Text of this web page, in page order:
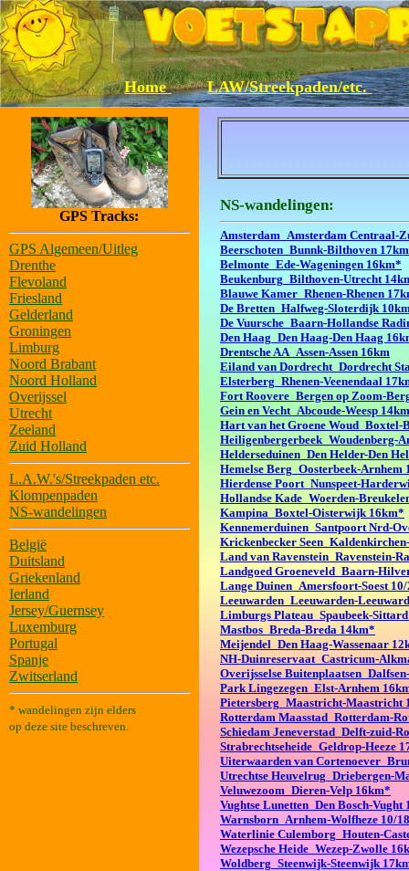
Home LAW/Streekpaden/etc.
GPS Tracks:
GPS Algemeen/Uitleg
Drenthe
Flevoland
Friesland
Gelderland
Groningen
Limburg
Noord Brabant
Noord Holland
Overijssel
Utrecht
Zeeland
Zuid Holland
L.A.W.'s/Streekpaden etc.
Klompenpaden
NS-wandelingen
België
Duitsland
Griekenland
Ierland
Jersey/Guernsey
Luxemburg
Portugal
Spanje
Zwitserland
* wandelingen zijn elders
op deze site beschreven.
NS-wandelingen:
Amsterdam_Amsterdam Centraal-
Beerschoten_Bunnk-Bilthoven 17km
Belmonte_Ede-Wageningen 16km*
Beukenburg_Bilthoven-Utrecht
Blauwe Kamer_Rhenen-Rhenen
De Bretten_Halfweg-Sloterdijk
De Vuursche_Baarn-Hollandse
Den Haag_Den Haag-Den Haag
Drentsche AA_Assen-Assen 16km
Eiland van Dordrecht_Dordrecht
Elsterberg_Rhenen-Veenendaal
Fort Roovere_Bergen op Zoom-
Gein en Vecht_Abcoude-Weesp 14km
Hart van het Groene Woud_Boxtel-
Heiligenbergerbeek_Woudenberg-
Helderseduinen_Den Helder-Den
Hemelse Berg_Oosterbeek-Arnhem
Hierdense Poort_Nunspeet-
Hollandse Kade_Woerden-
Kampina_Boxtel-Oisterwijk 16km*
Kennemerduinen_Santpoort Nrd-
Krickenbecker
Land van Ravenstein_Ravenstein-
Landgoed Groeneveld_Baarn-
Lange Duinen_Amersfoort-Soest
Leeuwarden_Leeuwarden-
Limburgs Plateau_Spaubeek-
Mastbos_Breda-Breda 14km*
Meijendel_Den Haag-Wassenaar
NH-Duinreservaat_Castricum-
Overijsselse
Park Lingezegen_Elst-Arnhem
Pietersberg_Maastricht-Maastricht
Rotterdam Maasstad_Rotterdam-
Schiedam Jeneverstad_Delft-zuid-
Strabrechtseheide_Geldrop-Heeze
Uiterwaarden van
Utrechtse Heuvelrug_Driebergen-
Veluwezoom_Dieren-Velp 16km*
Vughtse Lunetten_Den Bosch-Vught
Warnsborn_Arnhem-Wolfheze 10/
Waterlinie Culemborg_Houten-
Wezepsche Heide_Wezep-Zwolle
Woldberg_Steenwijk-Steenwijk